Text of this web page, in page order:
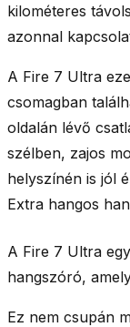
kilométeres
azonnal
A Fire 7 Ultra
csomagban
oldalán lévő
szélben, zajos
helyszínén is jól
Extra hangos
A Fire 7 Ultra
hangszóró,
Ez nem csupán